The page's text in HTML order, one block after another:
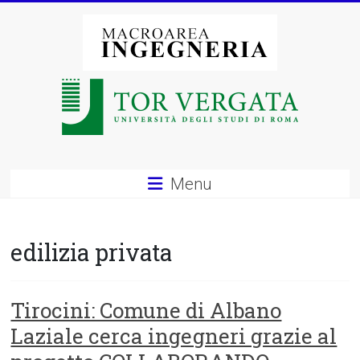
Macroarea
degli
di
Roma
Menu
edilizia privata
Tirocini: Comune di Albano
Laziale cerca ingegneri grazie al